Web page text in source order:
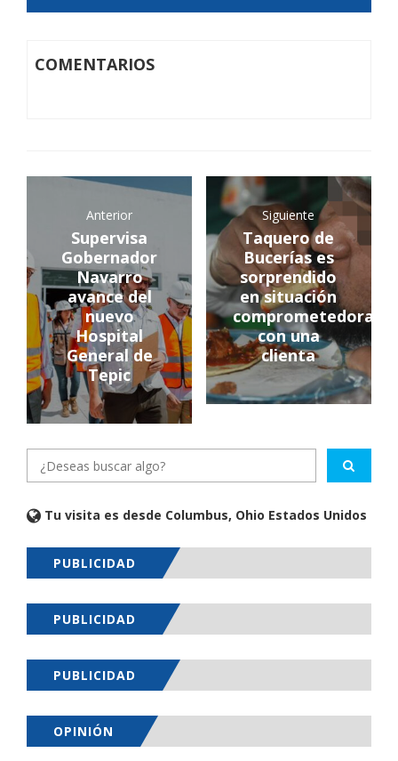
COMENTARIOS
Anterior
Supervisa
Gobernador
Navarro
avance del
nuevo
Hospital
General de
Tepic
Siguiente
Taquero de
Bucerías es
sorprendido
en situación
comprometedora
con una
clienta
Tu visita es desde Columbus, Ohio Estados Unidos
PUBLICIDAD
PUBLICIDAD
PUBLICIDAD
OPINIÓN